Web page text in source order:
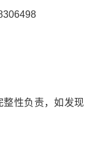
整性负责，如发现